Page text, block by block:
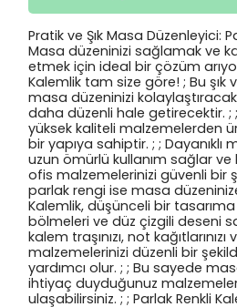
Pratik ve Şık Masa Düzenleyici:
Masa düzeninizi sağlamak ve
etmek için ideal bir çözüm
Kalemlik tam size göre! ; Bu şık
masa düzeninizi kolaylaştıracak
daha düzenli hale getirecektir. ;
yüksek kaliteli malzemelerden
bir yapıya sahiptir. ; ;
uzun ömürlü kullanım sağlar
ofis malzemelerinizi güvenli bir
parlak rengi ise masa
Kalemlik, düşünceli bir tasarıma
bölmeleri ve düz çizgili deseni
kalem traşınızı, not
malzemelerinizi düzenli bir
yardımcı olur. ; ; Bu sayede
ihtiyaç duyduğunuz
ulaşabilirsiniz. ; ; Parlak Renkli